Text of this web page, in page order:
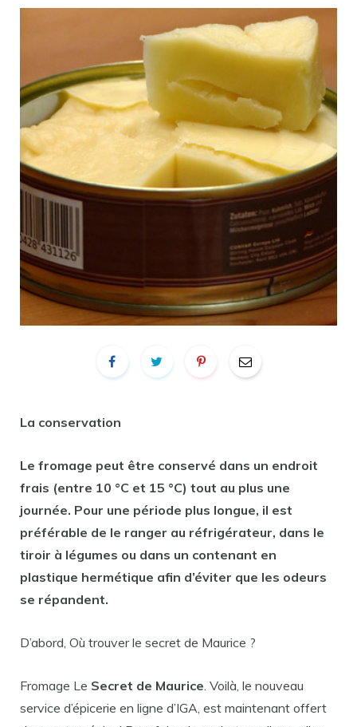
La conservation
Le fromage peut être conservé dans un endroit
frais (entre 10 °C et 15 °C) tout au plus une
journée. Pour une période plus longue, il est
préférable de le ranger au réfrigérateur, dans le
tiroir à légumes ou dans un contenant en
plastique hermétique afin d’éviter que les odeurs
se répandent.
D’abord, Où trouver le secret de Maurice ?
Fromage Le Secret de Maurice. Voilà, le nouveau
service d’épicerie en ligne d’IGA, est maintenant offert